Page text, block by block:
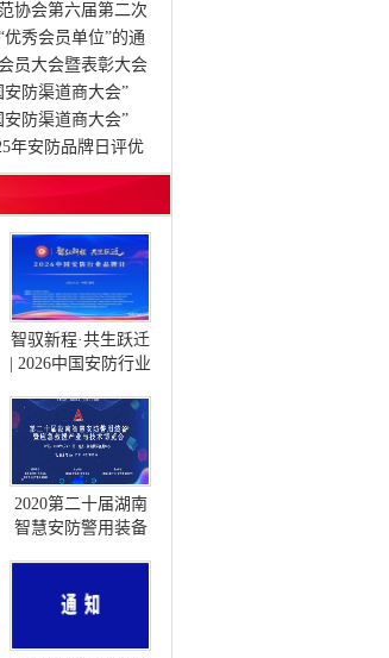
协会第六届第二次
优秀会员单位”的通
员大会暨表彰大会
安防渠道商大会”
安防渠道商大会”
年安防品牌日评优
智驭新程·共生跃迁
| 2026中国安防行业
幕
2020第二十届湖南
智慧安防警用装备